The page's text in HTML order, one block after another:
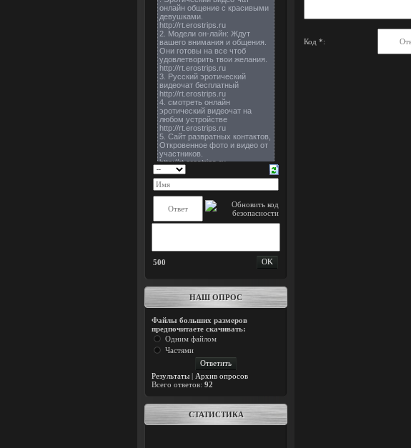
500
НАШ ОПРОС
Файлы больших размеров
предпочитаете скачивать:
Одним файлом
Частями
Результаты | Архив опросов
Всего ответов: 92
СТАТИСТИКА
Код *: